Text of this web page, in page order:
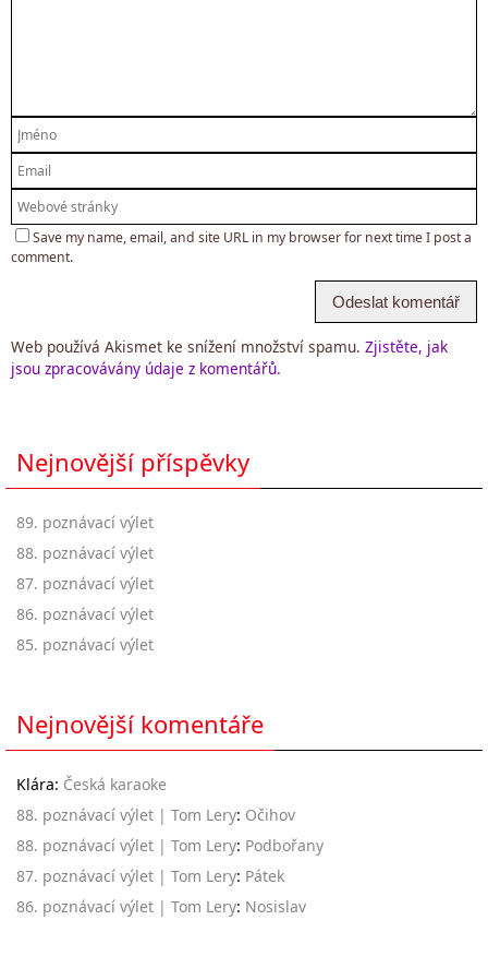
Save my name, email, and site URL in my browser for next time I post a
comment.
Web používá Akismet ke snížení množství spamu. Zjistěte, jak
jsou zpracovávány údaje z komentářů.
Nejnovější příspěvky
89. poznávací výlet
88. poznávací výlet
87. poznávací výlet
86. poznávací výlet
85. poznávací výlet
Nejnovější komentáře
Klára: Česká karaoke
88. poznávací výlet | Tom Lery: Očihov
88. poznávací výlet | Tom Lery: Podbořany
87. poznávací výlet | Tom Lery: Pátek
86. poznávací výlet | Tom Lery: Nosislav